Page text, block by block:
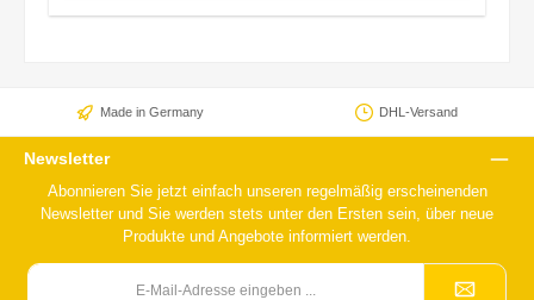
Made in Germany DHL-Versand
Newsletter
Abonnieren Sie jetzt einfach unseren regelmäßig erscheinenden
Newsletter und Sie werden stets unter den Ersten sein, über neue
Produkte und Angebote informiert werden.
E-